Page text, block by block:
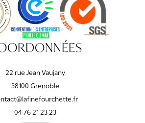
22 rue Jean Vaujany
38100 Grenoble
04 76 21 23 23